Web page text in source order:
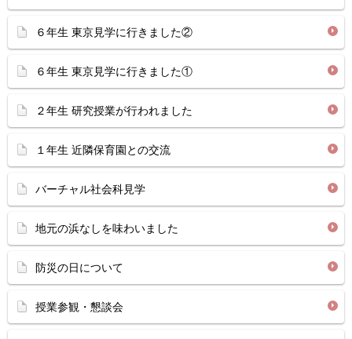
６年生 東京見学に行きました②
６年生 東京見学に行きました①
２年生 研究授業が行われました
１年生 近隣保育園との交流
バーチャル社会科見学
地元の浜なしを味わいました
防災の日について
授業参観・懇談会